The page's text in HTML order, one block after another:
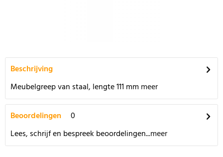
Beschrijving
Meubelgreep van staal, lengte 111 mm meer
Beoordelingen
0
Lees, schrijf en bespreek beoordelingen...meer